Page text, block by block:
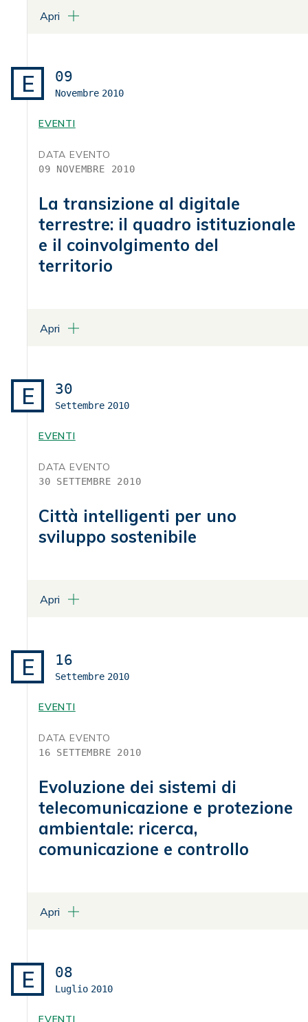
LUOGO
Pontecchio Marconi
ALLEGATI
Programma
Apri
E 09
Novembre 2010
EVENTI
DATA EVENTO
09 NOVEMBRE 2010
La transizione al digitale
terrestre: il quadro istituzionale
e il coinvolgimento del
territorio
LUOGO
Pontecchio Marconi
ALLEGATI
Programma
Apri
E 30
Settembre 2010
EVENTI
DATA EVENTO
30 SETTEMBRE 2010
Città intelligenti per uno
sviluppo sostenibile
LUOGO
Via XXIV Maggio, 43 – Roma
ALLEGATI
Programma
Apri
E 16
Settembre 2010
EVENTI
DATA EVENTO
16 SETTEMBRE 2010
Evoluzione dei sistemi di
telecomunicazione e protezione
ambientale: ricerca,
comunicazione e controllo
LUOGO
Pontecchio Marconi
ALLEGATI
Programma
Apri
E 08
Luglio 2010
EVENTI